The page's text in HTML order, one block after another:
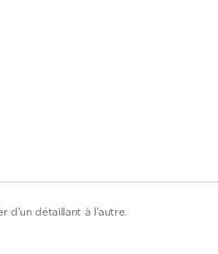
d'un détaillant à l'autre.